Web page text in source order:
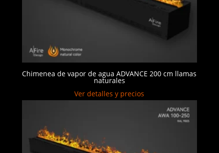
Chimenea de vapor de agua ADVANCE 200 cm llamas
naturales
Ver detalles y precios